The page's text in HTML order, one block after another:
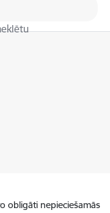
obligāti nepieciešamās